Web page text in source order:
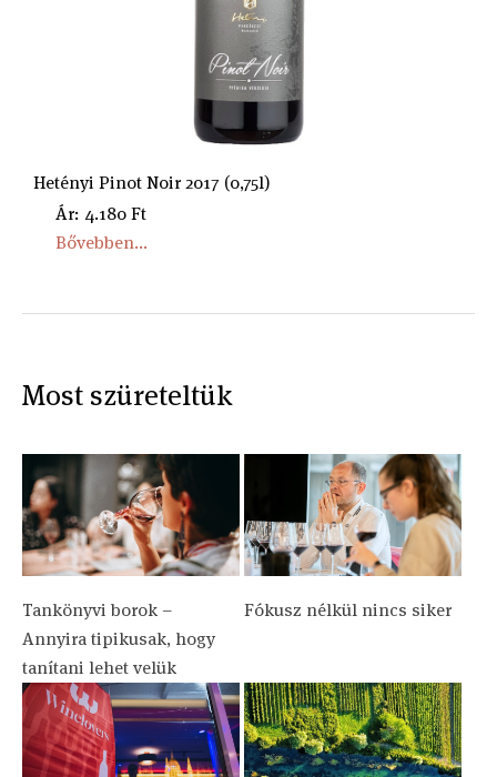
Hetényi Pinot Noir 2017 (0,75l)
Ár: 4.180 Ft
Bővebben...
Most szüreteltük
Tankönyvi borok –
Annyira tipikusak, hogy
tanítani lehet velük
Fókusz nélkül nincs siker